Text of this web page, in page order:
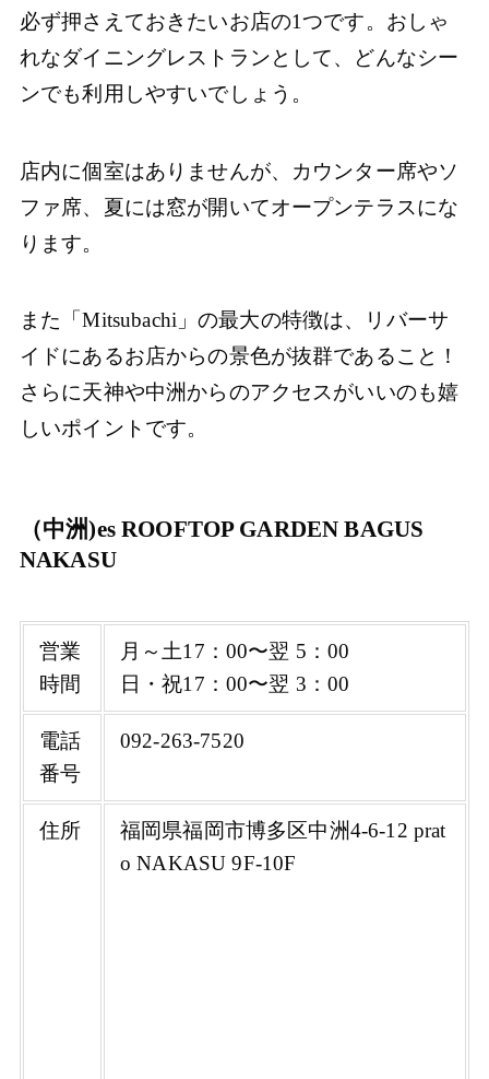
必ず押さえておきたいお店の1つです。おしゃ
れなダイニングレストランとして、どんなシー
ンでも利用しやすいでしょう。
店内に個室はありませんが、カウンター席やソ
ファ席、夏には窓が開いてオープンテラスにな
ります。
また「Mitsubachi」の最大の特徴は、リバーサ
イドにあるお店からの景色が抜群であること！
さらに天神や中洲からのアクセスがいいのも嬉
しいポイントです。
（中洲)es ROOFTOP GARDEN BAGUS
NAKASU
営業
時間
月～土17：00〜翌 5：00
日・祝17：00〜翌 3：00
電話
番号
092-263-7520
住所
福岡県福岡市博多区中洲4-6-12 prat
o NAKASU 9F-10F